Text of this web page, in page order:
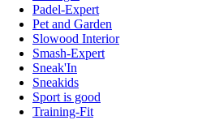
Padel-Expert
Pet and Garden
Slowood Interior
Smash-Expert
Sneak'In
Sneakids
Sport is good
Training-Fit